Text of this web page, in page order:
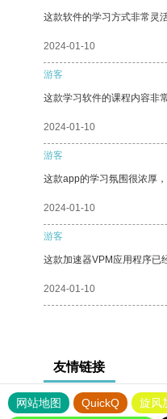
这款软件的学习方式非常灵
2024-01-10
游客
这款学习软件的课程内容非
2024-01-10
游客
这款app的学习氛围很浓厚
2024-01-10
游客
这款加速器VPM应用程序已
2024-01-10
友情链接
网站地图 QuickQ 旋风